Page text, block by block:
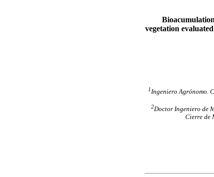
vegetation
1Ingeniero Agrónomo.
2Doctor Ingeniero de
Cierre de